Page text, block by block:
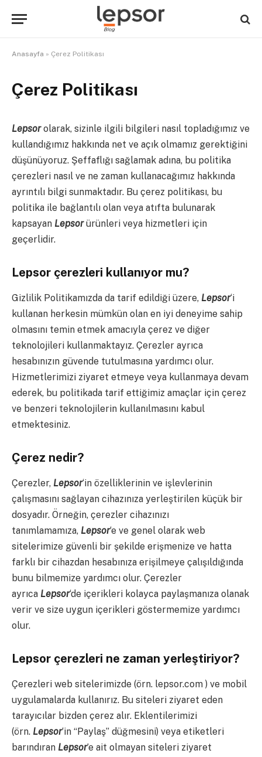
Anasayfa » Çerez Politikası
Çerez Politikası
Lepsorolarak, sizinle ilgili bilgileri nasıl topladığımız ve
kullandığımız hakkında net ve açık olmamız gerektiğini
düşünüyoruz. Şeffaflığı sağlamak adına, bu politika
çerezleri nasıl ve ne zaman kullanacağımız hakkında
ayrıntılı bilgi sunmaktadır. Bu çerez politikası, bu
politika ile bağlantılı olan veya atıfta bulunarak
kapsayan Lepsorürünleri veya hizmetleri için
geçerlidir.
Lepsor çerezleri kullanıyor mu?
Gizlilik Politikamızda da tarif edildiği üzere, Lepsor‘i
kullanan herkesin mümkün olan en iyi deneyime sahip
olmasını temin etmek amacıyla çerez ve diğer
teknolojileri kullanmaktayız. Çerezler ayrıca
hesabınızın güvende tutulmasına yardımcı olur.
Hizmetlerimizi ziyaret etmeye veya kullanmaya devam
ederek, bu politikada tarif ettiğimiz amaçlar için çerez
ve benzeri teknolojilerin kullanılmasını kabul
etmektesiniz.
Çerez nedir?
Çerezler, Lepsor‘in özelliklerinin ve işlevlerinin
çalışmasını sağlayan cihazınıza yerleştirilen küçük bir
dosyadır. Örneğin, çerezler cihazınızı
tanımlamamıza, Lepsor‘e ve genel olarak web
sitelerimize güvenli bir şekilde erişmenize ve hatta
farklı bir cihazdan hesabınıza erişilmeye çalışıldığında
bunu bilmemize yardımcı olur. Çerezler
ayrıca Lepsor‘de içerikleri kolayca paylaşmanıza olanak
verir ve size uygun içerikleri göstermemize yardımcı
olur.
Lepsor çerezleri ne zaman yerleştiriyor?
Çerezleri web sitelerimizde (örn. lepsor.com ) ve mobil
uygulamalarda kullanırız. Bu siteleri ziyaret eden
tarayıcılar bizden çerez alır. Eklentilerimizi
(örn. Lepsor‘in “Paylaş” düğmesini) veya etiketleri
barındıran Lepsor’e ait olmayan siteleri ziyaret